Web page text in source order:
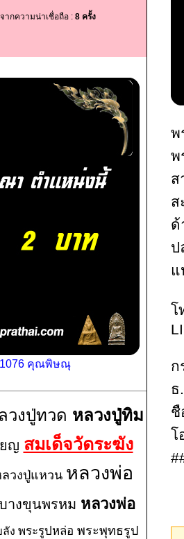
จากความน่าเชื่อถือ : 8 ครั้ง
1076 คุณพิษณุ
วงปู่ทวด หลวงปู่ทิม
ญ สมเด็จวัดระฆัง
วงปู่แหวน หลวงพ่อ
างขุนพรหม หลวงพ่อ
ง พระรูปหล่อ พระพุทธรูป
พ
พ
ส
ส
ด้
ป
แ
โ
ก
ธ
ชื
โ